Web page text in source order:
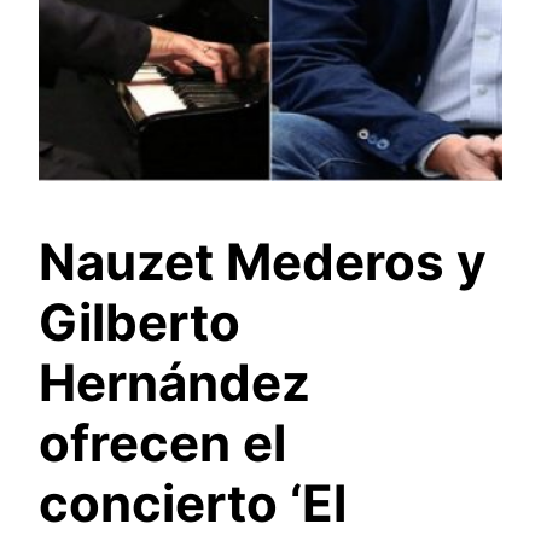
Nauzet Mederos y
Gilberto
Hernández
ofrecen el
concierto ‘El